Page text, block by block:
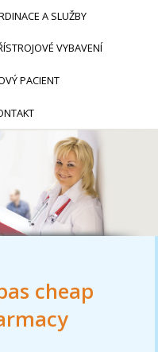
cheap
A SLUŽBY
VYBAVENÍ
PACIENT